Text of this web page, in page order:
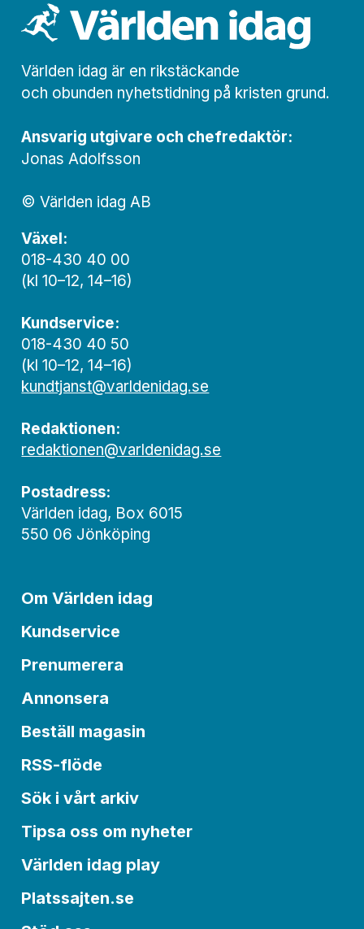
Världen idag är en rikstäckande
och obunden nyhets­­­tidning på kristen grund.
Ansvarig utgivare och chef­redaktör:
Jonas Adolfsson
© Världen idag AB
Växel:
018-430 40 00
(kl 10–12, 14–16)
Kundservice:
018-430 40 50
(kl 10–12, 14–16)
kundtjanst@varldenidag.se
Redaktionen:
redaktionen@varldenidag.se
Postadress:
Världen idag, Box 6015
550 06 Jönköping
Om Världen idag
Kundservice
Prenumerera
Annonsera
Beställ magasin
RSS-flöde
Sök i vårt arkiv
Tipsa oss om nyheter
Världen idag play
Platssajten.se